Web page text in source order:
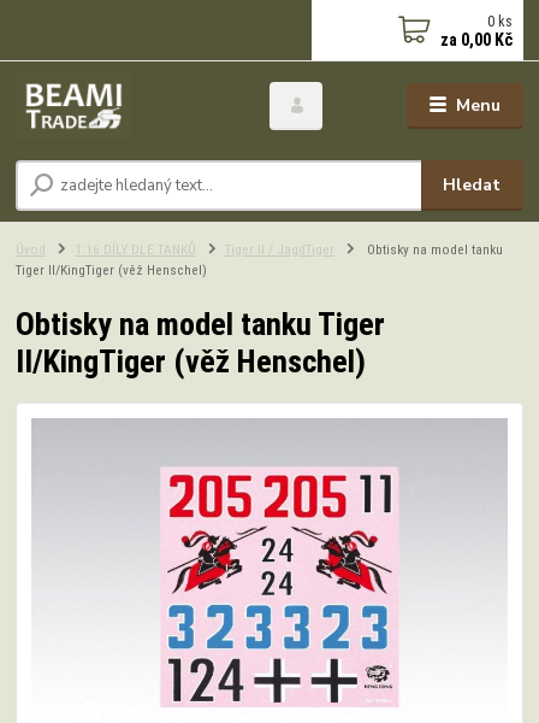
Menu
Hledat
0 ks
za 0,00 Kč
Úvod 1:16 DÍLY DLE TANKŮ Tiger II / JagdTiger
Obtisky na model tanku
Tiger II/KingTiger (věž Henschel)
Obtisky na model tanku Tiger
II/KingTiger (věž Henschel)